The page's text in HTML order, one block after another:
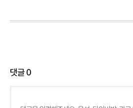
댓글0